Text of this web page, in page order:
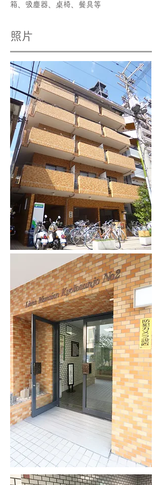
箱、吸塵器、桌椅、餐具等
照片